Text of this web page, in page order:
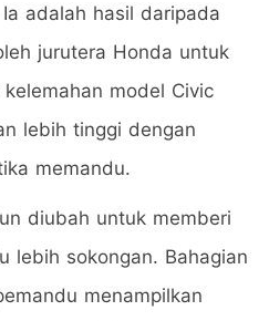
adalah hasil daripada
jurutera Honda untuk
model Civic
lebih tinggi dengan
memandu.
diubah untuk memberi
lebih sokongan. Bahagian
menampilkan